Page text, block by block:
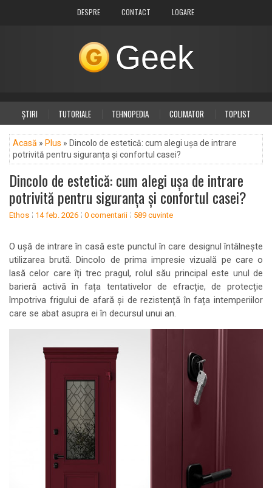
DESPRE CONTACT LOGARE
Geek
ȘTIRI TUTORIALE TEHNOPEDIA COLIMATOR
TOPLIST
DIVERSE
PLUS
Acasă » Plus » Dincolo de estetică: cum alegi ușa de intrare
potrivită pentru siguranța și confortul casei?
Dincolo de estetică: cum alegi ușa de intrare
potrivită pentru siguranța și confortul casei?
Ethos 14 feb. 2026 0 comentarii 589 cuvinte
O ușă de intrare în casă este punctul în care designul întâlnește
utilizarea brută. Dincolo de prima impresie vizuală pe care o
lasă celor care îți trec pragul, rolul său principal este unul de
barieră activă în fața tentativelor de efracție, de protecție
împotriva frigului de afară și de rezistență în fața intemperiilor
care se abat asupra ei în decursul unui an.